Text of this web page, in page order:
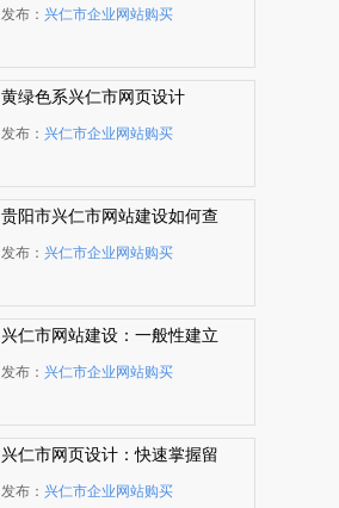
发布：兴仁市企业网站购买
黄绿色系兴仁市网页设计
发布：兴仁市企业网站购买
贵阳市兴仁市网站建设如何查
发布：兴仁市企业网站购买
兴仁市网站建设：一般性建立
发布：兴仁市企业网站购买
兴仁市网页设计：快速掌握留
发布：兴仁市企业网站购买